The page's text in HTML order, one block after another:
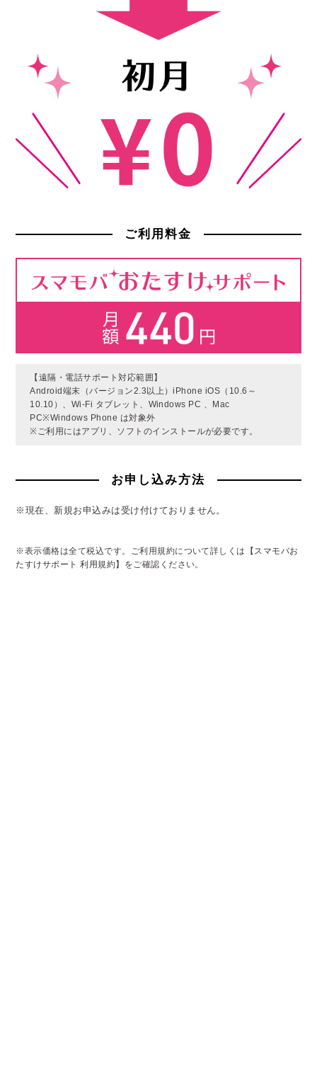
ご利用料金
【遠隔・電話サポート対応範囲】
Android端末（バージョン2.3以上）iPhone iOS（10.6～
10.10）、Wi-Fi タブレット、Windows PC 、Mac
PC※Windows Phone は対象外
※ご利用にはアプリ、ソフトのインストールが必要です。
お申し込み方法
※現在、新規お申込みは受け付けておりません。
※表示価格は全て税込です。ご利用規約について詳しくは
【スマモバお
たすけサポート 利用規約】 をご確認ください。